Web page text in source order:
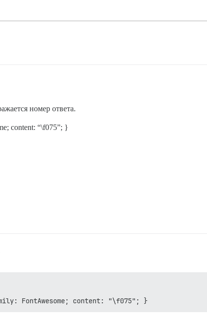
номер ответа.
content: “\f075”; }
FontAwesome; content: "\f075"; }